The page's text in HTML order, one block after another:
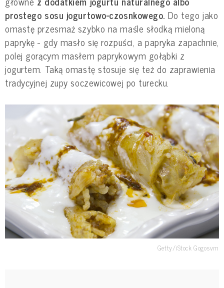
prostego sosu jogurtowo-czosnkowego. Do tego jako
omastę przesmaż szybko na maśle słodką mieloną
paprykę - gdy masło się rozpuści, a papryka zapachnie,
polej gorącym masłem paprykowym gołąbki z
jogurtem. Taką omastę stosuje się też do zaprawienia
tradycyjnej zupy soczewicowej po turecku.
Getty/iStock Gogosvm